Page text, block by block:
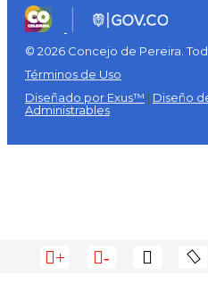
+ -
© 2026 Concejo de Pereira.
Términos de Uso
Diseñado por Exus™ | Diseño
Administrables